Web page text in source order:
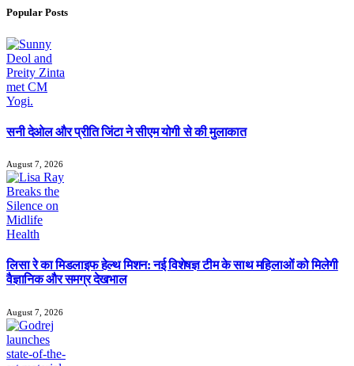
Popular Posts
सनी देओल और प्रीति जिंटा ने सीएम योगी से की मुलाकात
August 7, 2026
लिसा रे का मिडलाइफ हेल्थ मिशन: नई विशेषज्ञ टीम के साथ महिलाओं को मिलेगी
वैज्ञानिक और समग्र देखभाल
August 7, 2026